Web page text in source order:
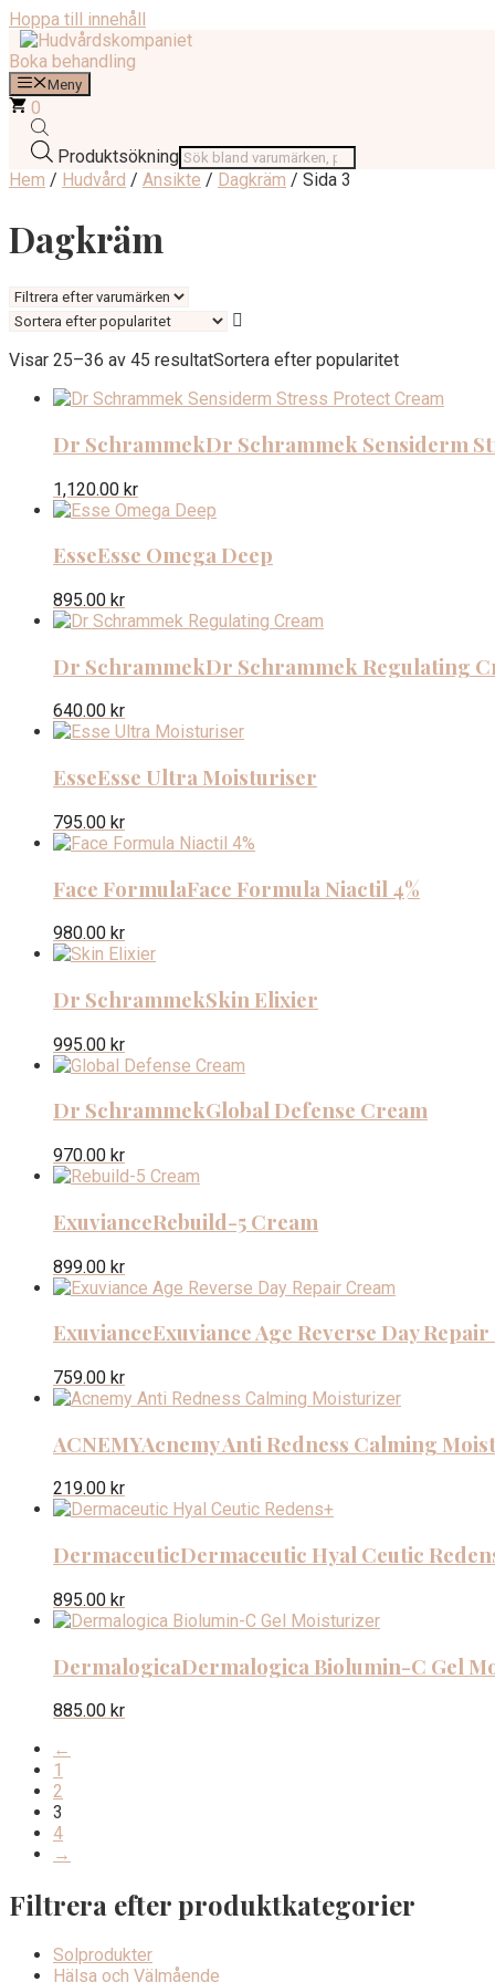
Hoppa till innehåll
Boka behandling
Meny
0
Produktsökning
Hem / Hudvård / Ansikte / Dagkräm / Sida 3
Dagkräm
Visar 25–36 av 45 resultatSortera efter popularitet
Dr SchrammekDr Schrammek Sensiderm
1,120.00 kr
EsseEsse Omega Deep
895.00 kr
Dr SchrammekDr Schrammek Regulating
640.00 kr
EsseEsse Ultra Moisturiser
795.00 kr
Face FormulaFace Formula Niactil 4%
980.00 kr
Dr SchrammekSkin Elixier
995.00 kr
Dr SchrammekGlobal Defense Cream
970.00 kr
ExuvianceRebuild-5 Cream
899.00 kr
ExuvianceExuviance Age Reverse Day
759.00 kr
ACNEMYAcnemy Anti Redness Calming
219.00 kr
DermaceuticDermaceutic Hyal Ceutic
895.00 kr
DermalogicaDermalogica Biolumin-C Gel
885.00 kr
←
1
2
3
4
→
Filtrera efter produktkategorier
Solprodukter
Hälsa och Välmående